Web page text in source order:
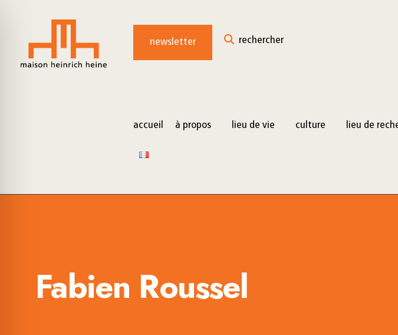
content
newsletter rechercher
accueil à propos lieu de vie culture lieu de
Fabien Roussel